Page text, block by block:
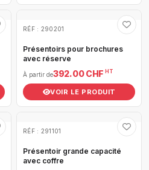
RÉF : 290201
Présentoirs pour brochures
avec réserve
À partir de392.00 CHF HT
VOIR LE PRODUIT
RÉF : 291101
Présentoir grande capacité
avec coffre